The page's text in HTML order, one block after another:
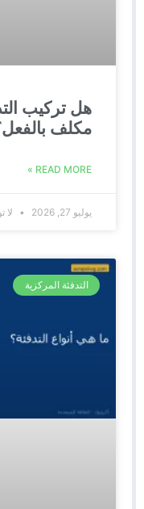
هل تركيب
مكلف بالفعل؟ 2026-2027
READ MORE »
يوليو 27, 2026 لا
التدفئة المركزية